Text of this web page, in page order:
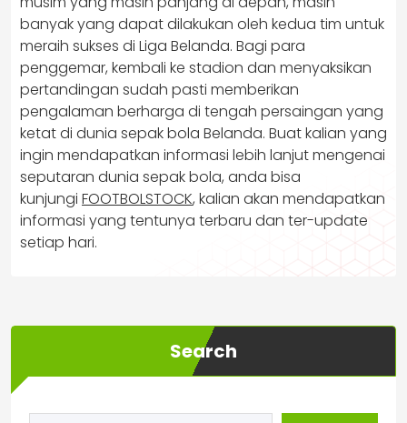
banyak yang dapat dilakukan oleh kedua tim untuk
meraih sukses di Liga Belanda. Bagi para
penggemar, kembali ke stadion dan menyaksikan
pertandingan sudah pasti memberikan
pengalaman berharga di tengah persaingan yang
ketat di dunia sepak bola Belanda. Buat kalian yang
ingin mendapatkan informasi lebih lanjut mengenai
seputaran dunia sepak bola, anda bisa
kunjungi FOOTBOLSTOCK, kalian akan mendapatkan
informasi yang tentunya terbaru dan ter-update
setiap hari.
Search